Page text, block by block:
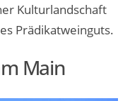
Kulturlandschaft
Prädikatweinguts.
Main